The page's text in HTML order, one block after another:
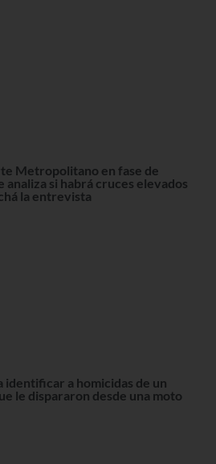
Metropolitano en fase de
analiza si habrá cruces elevados
la entrevista
identificar a homicidas de un
le dispararon desde una moto